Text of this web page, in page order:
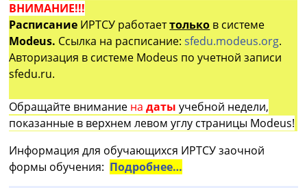
ВНИМАНИЕ!!!
Расписание ИРТСУ работаеттолько в системе
Modeus. Ссылка на расписание:sfedu.modeus.org.
Авторизация в системе Modeus по учетной записи
sfedu.ru.
Обращайте внимание на датыучебной недели,
показанные в верхнем левом углу страницы Modeus!
Информация для обучающихся ИРТСУ заочной
формы обучения: Подробнее…